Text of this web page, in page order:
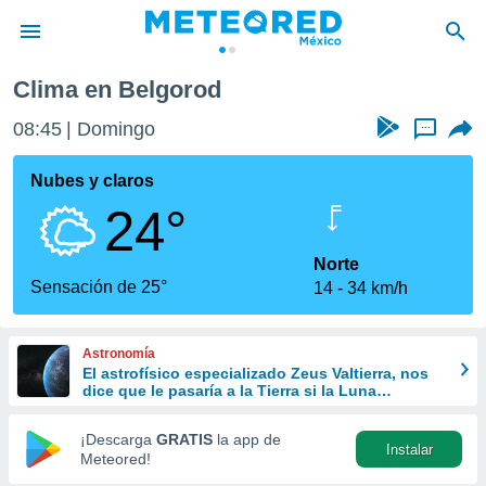
de
ha sido
calidad.
a este
las
y
forma
digital
basada
Clima en Belgorod
08:45 Domingo ...
Nubes y claros
24°
Sensación de 25°
Norte
14
34 km/h
Astronomía
El astrofísico especializado Zeus Valtierra, nos
dice que le pasaría a la Tierra si la Luna
¡Descarga GRATIS la app de
Meteored!
Instalar